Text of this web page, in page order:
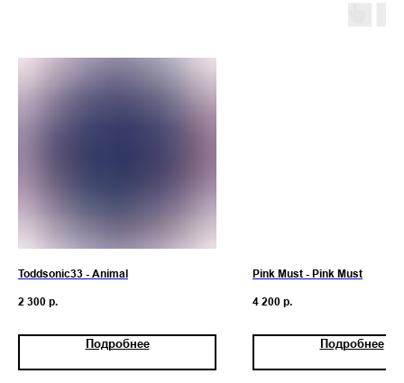
Toddsonic33 - Animal
2 300 р.
Подробнее
Pink Must - Pink Must
4 200 р.
Подробнее